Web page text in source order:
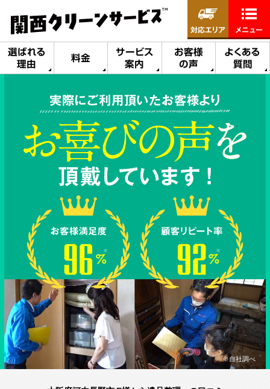
選ばれる
理由
料金
サービス
案内
お客様
の声
よくある
質問
対応エリア メニュー
実際にご利用頂いたお客様より
※自社調べ